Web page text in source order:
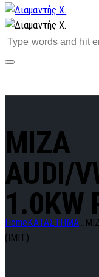
MIZA
AUDI/
1.0KW
Home ΚΑΤΑΣΤΗΜΑ...
(IMIT)